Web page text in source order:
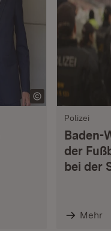
Polizei
Baden-
der
bei der
Mehr